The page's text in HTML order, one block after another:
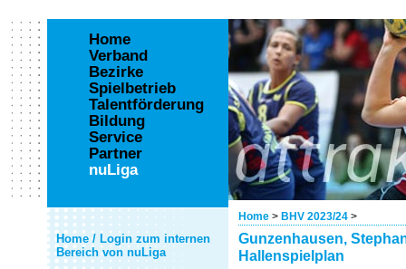
Home > BHV 2023/24 >
Home
Verband
Bezirke
Spielbetrieb
Talentförderung
Bildung
Service
Partner
nuLiga
Home / Login zum internen
Bereich von nuLiga
Gunzenhausen,
Hallenspielplan